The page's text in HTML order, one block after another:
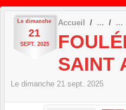
Le dimanche
21
SEPT. 2025
Accueil
SAINT
Le dimanche 21 sept. 2025